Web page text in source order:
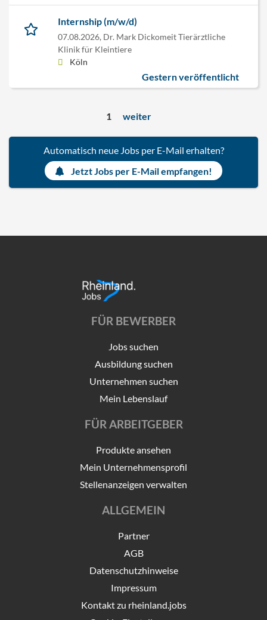
Internship (m/w/d)
07.08.2026, Dr. Mark Dickomeit Tierärztliche
Klinik für Kleintiere
Köln
Gestern veröffentlicht
1 weiter
Automatisch neue Jobs per E-Mail erhalten?
Jetzt Jobs per E-Mail empfangen!
FÜR BEWERBER
Jobs suchen
Ausbildung suchen
Unternehmen suchen
Mein Lebenslauf
FÜR ARBEITGEBER
Produkte ansehen
Mein Unternehmensprofil
Stellenanzeigen verwalten
ALLGEMEIN
Partner
AGB
Datenschutzhinweise
Impressum
Kontakt zu rheinland.jobs